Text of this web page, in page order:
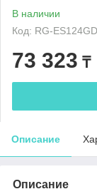
В наличии
Код: RG-ES124GD
73 323 ₸
Описание
Описание